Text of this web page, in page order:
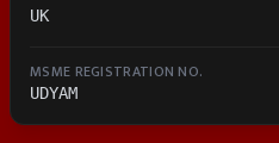
UK
MSME REGISTRATION NO.
UDYAM